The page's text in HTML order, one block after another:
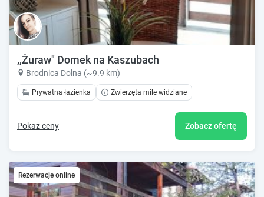
,,Żuraw" Domek na Kaszubach
Brodnica Dolna (~9.9 km)
Prywatna łazienka Zwierzęta mile widziane
Pokaż ceny Zobacz ofertę
Rezerwacje online